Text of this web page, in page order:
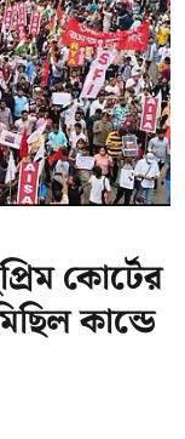
কোর্টের
কান্ডে